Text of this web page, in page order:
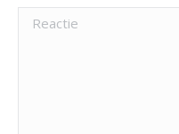
Reactie